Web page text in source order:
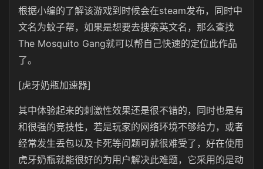
根据小编的了解该游戏到时候会在steam发布，同时中
文名为蚊子帮，如果是想要去搜索英文名，那么查找
The Mosquito Gang就可以帮自己快速的定位此作品
了。
[虎牙奶瓶加速器]
其中体验起来的刺激性效果还是很不错的，同时也是有
和很强的竞技性，若是玩家的网络环境不够给力，或者
经常发生丢包以及卡死等问题可就很难受了，好在使用
虎牙奶瓶就能很好的为用户解决此难题，它采用的是动